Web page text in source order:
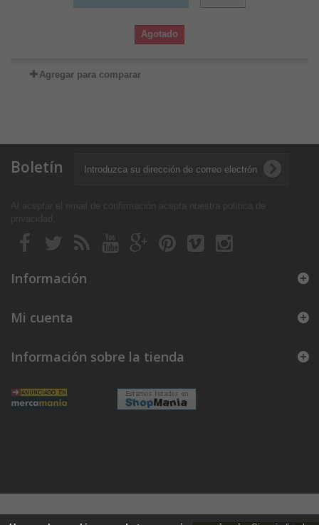
Agotado
Agregar para comparar
Boletín
Información
Mi cuenta
Información sobre la tienda